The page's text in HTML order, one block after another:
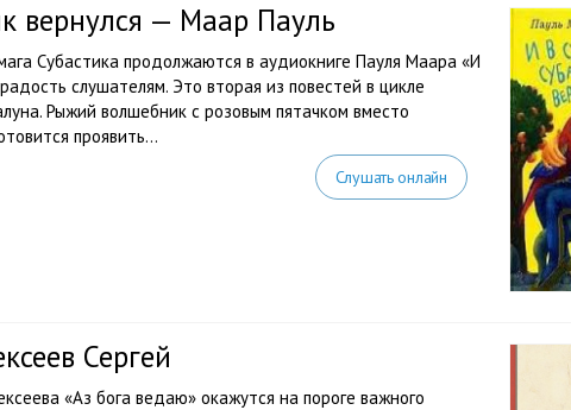
вернулся — Маар Пауль
Субастика продолжаются в аудиокниге Пауля Маара «И
слушателям. Это вторая из повестей в цикле
Рыжий волшебник с розовым пятачком вместо
проявить...
Слушать онлайн
Сергей
«Аз бога ведаю» окажутся на пороге важного